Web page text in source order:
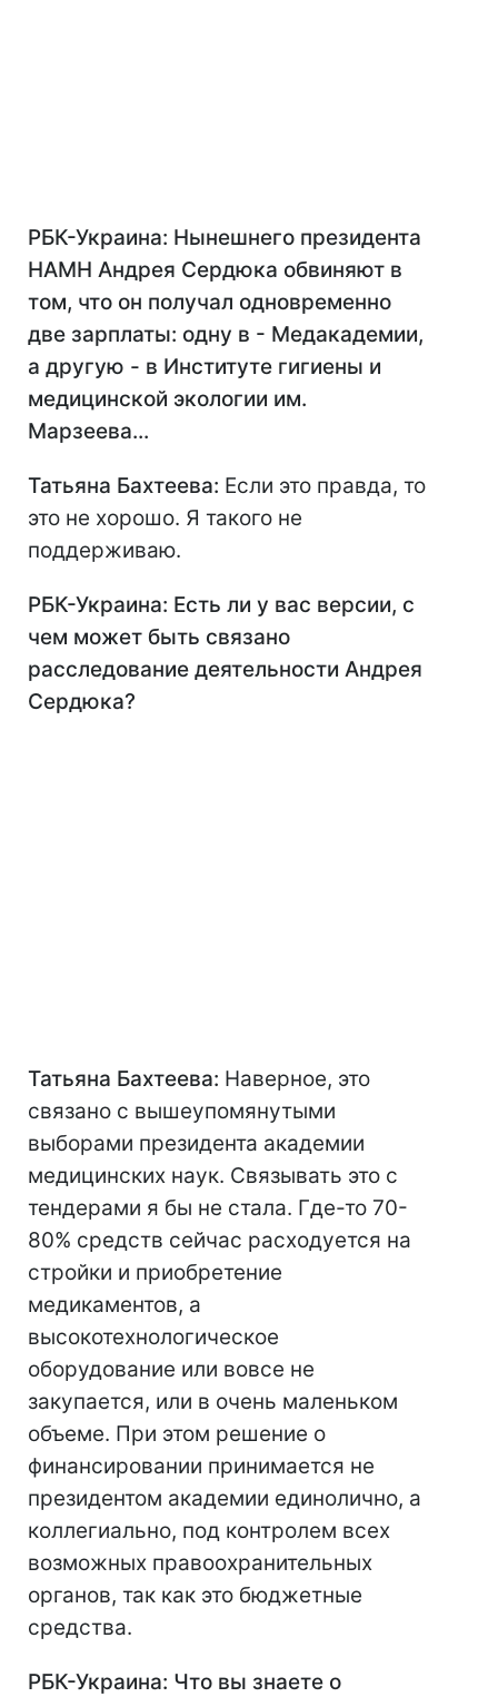
РБК-Украина: Нынешнего президента
НАМН Андрея Сердюка обвиняют в
том, что он получал одновременно
две зарплаты: одну в - Медакадемии,
а другую - в Институте гигиены и
медицинской экологии им.
Марзеева...
Татьяна Бахтеева: Если это правда, то
это не хорошо. Я такого не
поддерживаю.
РБК-Украина: Есть ли у вас версии, с
чем может быть связано
расследование деятельности Андрея
Сердюка?
Татьяна Бахтеева: Наверное, это
связано с вышеупомянутыми
выборами президента академии
медицинских наук. Связывать это с
тендерами я бы не стала. Где-то 70-
80% средств сейчас расходуется на
стройки и приобретение
медикаментов, а
высокотехнологическое
оборудование или вовсе не
закупается, или в очень маленьком
объеме. При этом решение о
финансировании принимается не
президентом академии единолично, а
коллегиально, под контролем всех
возможных правоохранительных
органов, так как это бюджетные
средства.
РБК-Украина: Что вы знаете о